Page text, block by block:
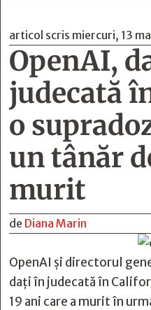
articol scris miercuri, 13
OpenAI,
judecată
o
un tânăr
murit
de Diana Marin
OpenAI și directorul
dați în judecată în
19 ani care a murit în